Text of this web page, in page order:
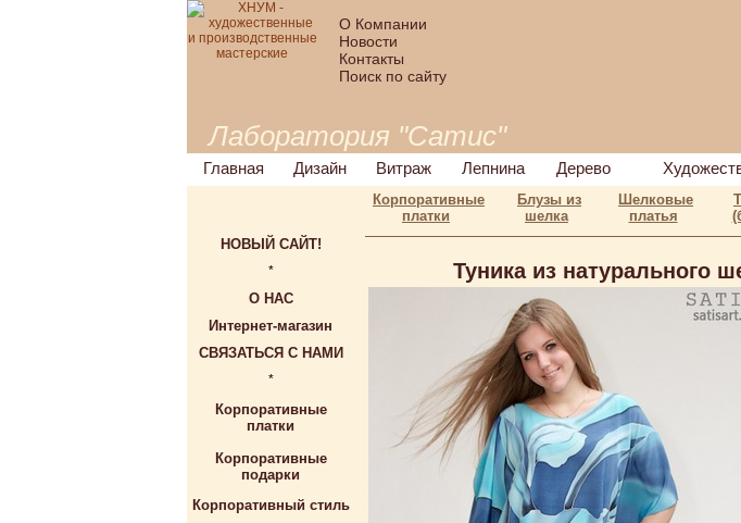
О Компании
Новости
Контакты
Поиск по сайту
Лаборатория "Сатис"
Главная Дизайн Витраж Лепнина Дерево
Корпоративные
платки
Блузы из
шелка
Шелковые
платья
НОВЫЙ САЙТ!
*
О НАС
Интернет-магазин
СВЯЗАТЬСЯ С НАМИ
*
Корпоративные
платки
Корпоративные
подарки
Корпоративный стиль
Туника из натурального